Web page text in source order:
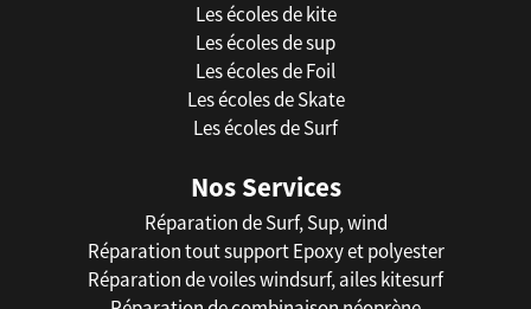
Les écoles de kite
Les écoles de sup
Les écoles de Foil
Les écoles de Skate
Les écoles de Surf
Nos Services
Réparation de Surf, Sup, wind
Réparation tout support Epoxy et polyester
Réparation de voiles windsurf, ailes kitesurf